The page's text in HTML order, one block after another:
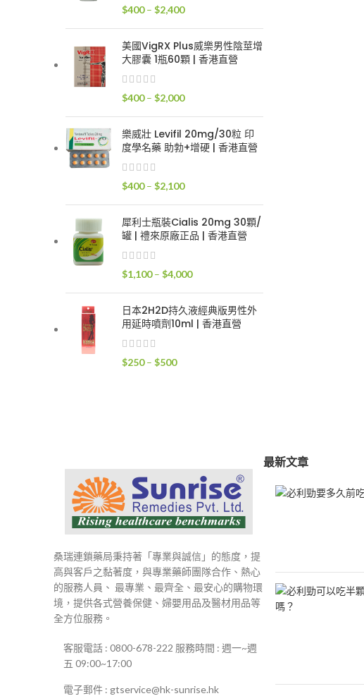
$400 – $2,400價
圍：
$2,400
美國VigRX Plus威樂男性陰莖增
大膠囊 1瓶60顆 | 香港直營
$400 – $2,000價
範
圍：
$2,000
樂威壯 Levifil 20mg/30粒 印
度學名藥 助勃+增硬 | 香港直營
$400 – $2,100價
範
圍：
$2,100
犀利士瓶裝Cialis 20mg 30顆/
罐 | 禮來原廠正品 | 香港直營
$1,100 – $4,000價
範
圍：
日本2H2D持久液經典版男性外
用延時噴劑10ml | 香港直營
$250 – $500價
桑瑞連鎖藥局秉持著「專業與誠信」的態度，提
高與客戶之黏著度，與專業藥師團隊合作、熱心
的服務人員、 最專業、最齊全、最安心的購物環
境，提供各式營養保健、婦嬰用品及醫材用品等
全方位服務。
客服電話 : 0800-678-222 服務時間 : 週一~週
五 09:00~17:00
電子郵件 : gtservice@hk-sunrise.hk
最新文章